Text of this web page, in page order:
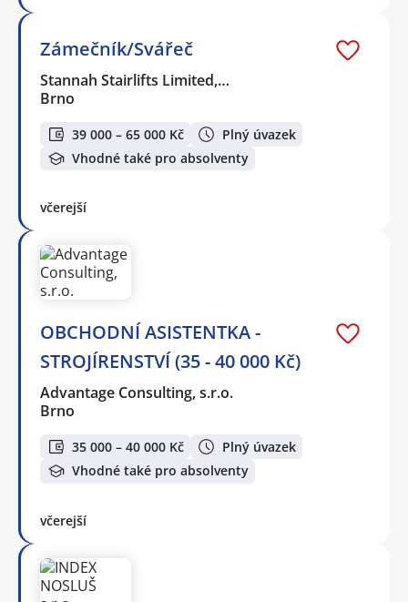
Zámečník/Svářeč
Stannah Stairlifts Limited,…
Brno
39 000 – 65 000 Kč
Plný úvazek
Vhodné také pro absolventy
včerejší
OBCHODNÍ ASISTENTKA -
STROJÍRENSTVÍ (35 - 40 000 Kč)
Advantage Consulting, s.r.o.
Brno
35 000 – 40 000 Kč
Plný úvazek
Vhodné také pro absolventy
včerejší